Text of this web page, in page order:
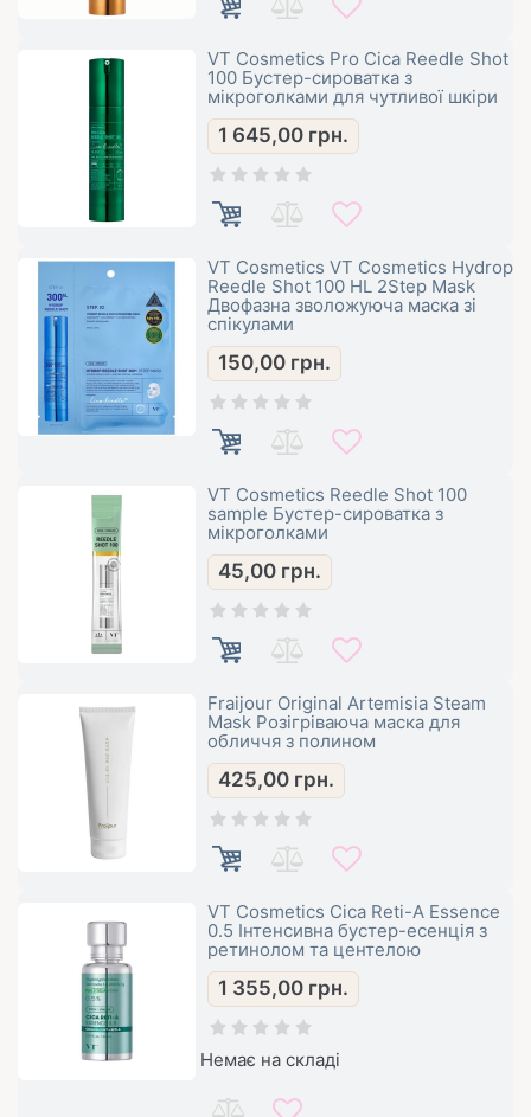
VT Cosmetics Pro Cica Reedle Shot
100 Бустер-сироватка з
мікроголками для чутливої ​​шкіри
1 645,00 грн.
VT Cosmetics VT Cosmetics Hydrop
Reedle Shot 100 HL 2Step Mask
Двофазна зволожуюча маска зі
спікулами
150,00 грн.
VT Cosmetics Reedle Shot 100
sample Бустер-сироватка з
мікроголками
45,00 грн.
Fraijour Original Artemisia Steam
Mask Розігріваюча маска для
обличчя з полином
425,00 грн.
VT Cosmetics Cica Reti-A Essence
0.5 Інтенсивна бустер-есенція з
ретинолом та центелою
1 355,00 грн.
Немає на складі